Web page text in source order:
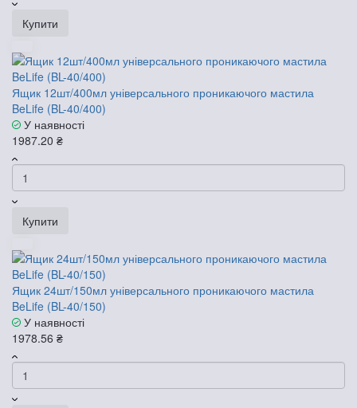
Купити
Ящик 12шт/400мл універсального проникаючого мастила
BeLife (BL-40/400)
У наявності
1987.20 ₴
Купити
Ящик 24шт/150мл універсального проникаючого мастила
BeLife (BL-40/150)
У наявності
1978.56 ₴